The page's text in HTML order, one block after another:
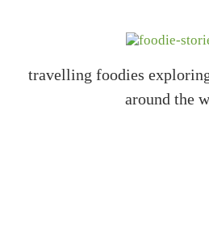
travelling foodies
around the